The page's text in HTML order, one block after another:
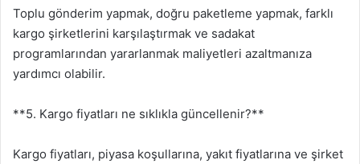
Toplu gönderim yapmak, doğru paketleme yapmak, farklı
kargo şirketlerini karşılaştırmak ve sadakat
programlarından yararlanmak maliyetleri azaltmanıza
yardımcı olabilir.
**5. Kargo fiyatları ne sıklıkla güncellenir?**
Kargo fiyatları, piyasa koşullarına, yakıt fiyatlarına ve şirket